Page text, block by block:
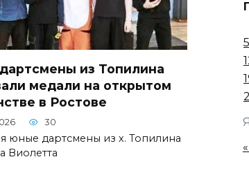
из Топилина
медали на открытом
в Ростове
30
юные дартсмены из х. Топилина
Виолетта
5